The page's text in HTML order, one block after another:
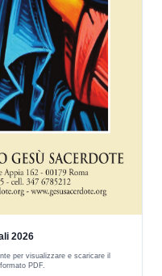
2026
per visualizzare e scaricare il
PDF.